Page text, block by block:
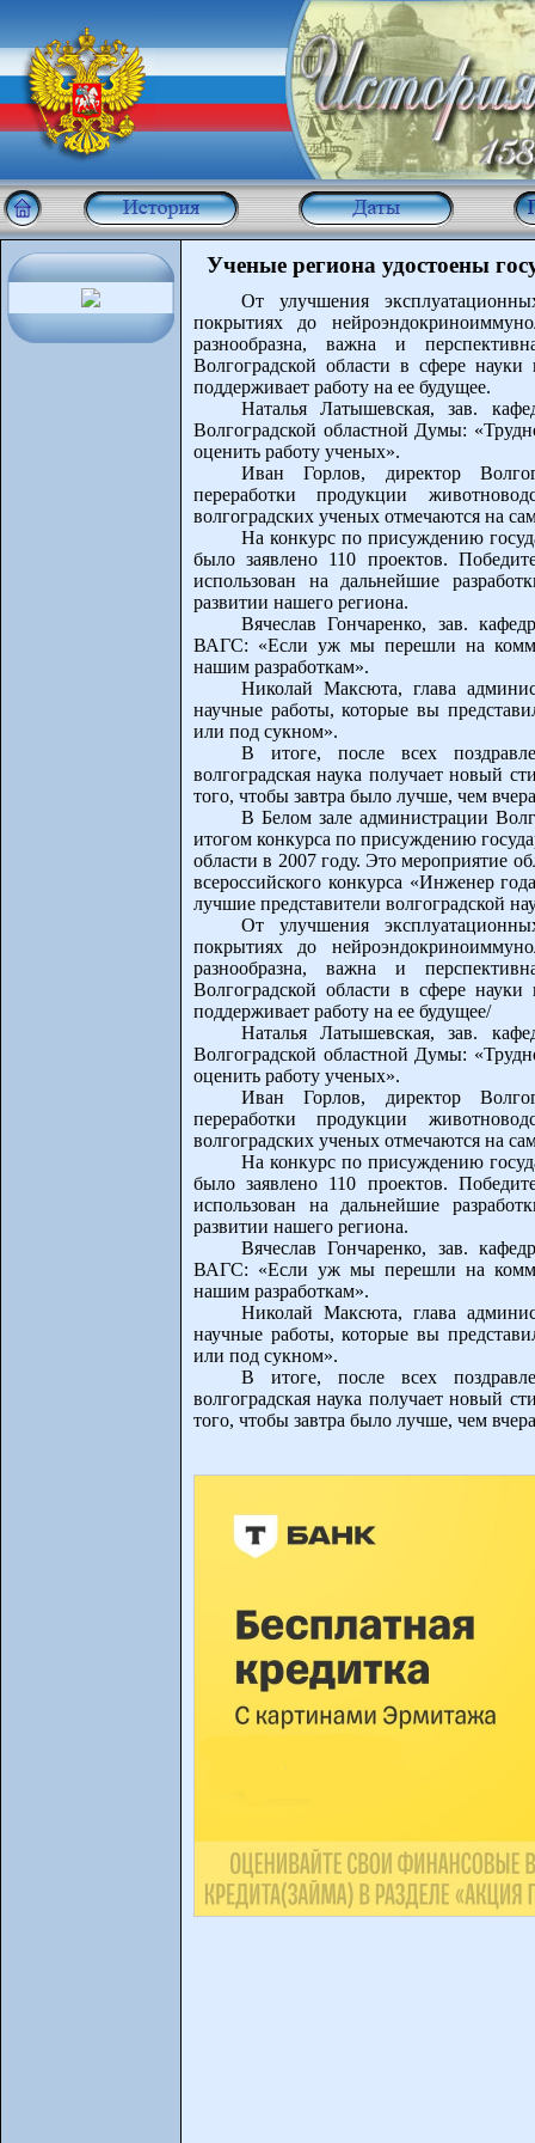
Ученые региона удостоены
От улучшения
покрытиях до
разнообразна, важна и
Волгоградской области в сфере
поддерживает работу на ее будущее.
Наталья Латышевская, зав.
Волгоградской областной Думы:
оценить работу ученых».
Иван Горлов, директор
переработки продукции
волгоградских ученых отмечаются на
На конкурс по присуждению
было заявлено 110 проектов.
использован на дальнейшие
развитии нашего региона.
Вячеслав Гончаренко, зав.
ВАГС: «Если уж мы перешли на
нашим разработкам».
Николай Максюта, глава
научные работы, которые вы
или под сукном».
В итоге, после всех
волгоградская наука получает новый
того, чтобы завтра было лучше, чем
В Белом зале администрации
итогом конкурса по присуждению
области в 2007 году. Это мероприятие
всероссийского конкурса «Инженер
лучшие представители волгоградской
От улучшения
покрытиях до
разнообразна, важна и
Волгоградской области в сфере
поддерживает работу на ее будущее/
Наталья Латышевская, зав.
Волгоградской областной Думы:
оценить работу ученых».
Иван Горлов, директор
переработки продукции
волгоградских ученых отмечаются на
На конкурс по присуждению
было заявлено 110 проектов.
использован на дальнейшие
развитии нашего региона.
Вячеслав Гончаренко, зав.
ВАГС: «Если уж мы перешли на
нашим разработкам».
Николай Максюта, глава
научные работы, которые вы
или под сукном».
В итоге, после всех
волгоградская наука получает новый
того, чтобы завтра было лучше, чем